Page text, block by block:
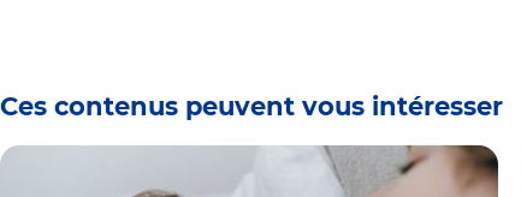
Ces contenus peuvent vous intéresser